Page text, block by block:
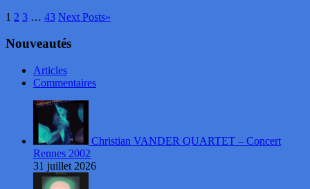
1 2 3 … 43 Next Posts»
Nouveautés
Articles
Commentaires
Christian VANDER QUARTET – Concert
Rennes 2002
31 juillet 2026